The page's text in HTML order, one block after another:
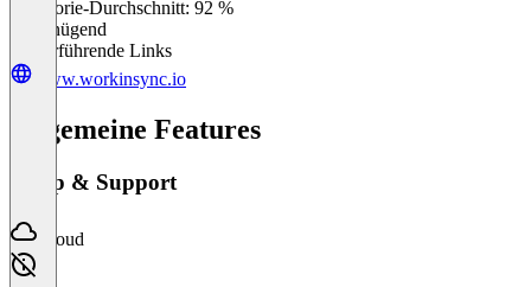
Kategorie-Durchschnitt: 92 %
Ungenügend
Weiterführende Links
www.workinsync.io
Allgemeine Features
Setup & Support
Cloud